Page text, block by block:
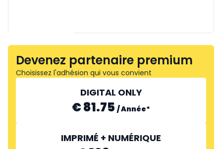
MAINNOVATION
Devenez partenaire premium
Choisissez l'adhésion qui vous convient
DIGITAL ONLY
€ 81.75 /Année*
IMPRIMÉ + NUMÉRIQUE